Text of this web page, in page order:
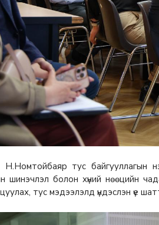
тус байгууллагын
шинэчлэл болон хүний нөөцийн
тус мэдээлэлд үндэслэн үе